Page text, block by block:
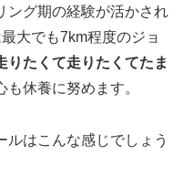
ング期の経験が活かされ
大でも7km程度のジョ
りたくて走りたくてたま
休養に努めます。
ルはこんな感じでしょう